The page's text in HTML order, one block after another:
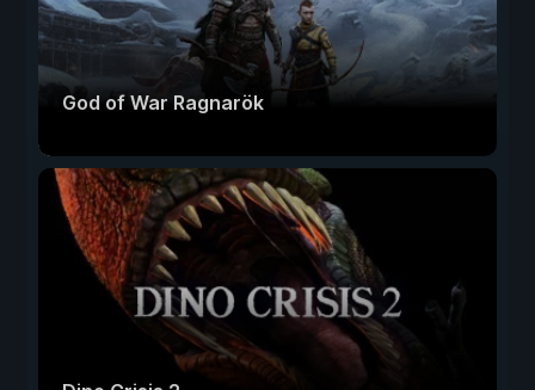
God of War Ragnarök